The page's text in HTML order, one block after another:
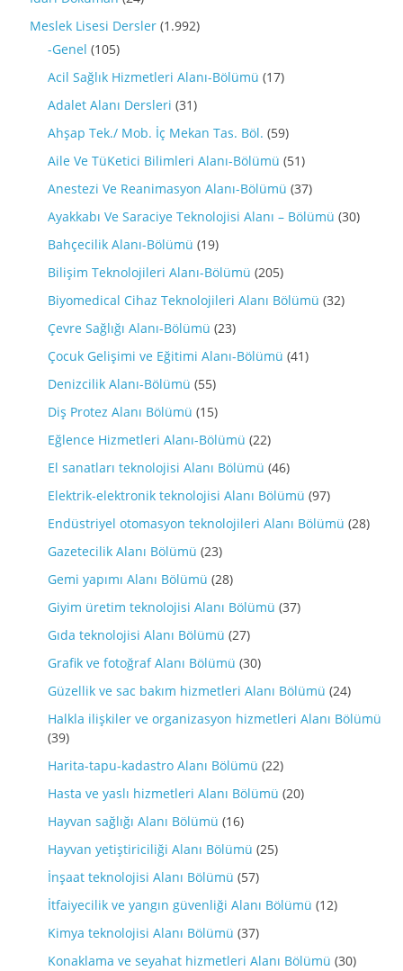
Meslek Lisesi Dersler (1.992)
-Genel (105)
Acil Sağlık Hizmetleri Alanı-Bölümü (17)
Adalet Alanı Dersleri (31)
Ahşap Tek./ Mob. İç Mekan Tas. Böl. (59)
Aile Ve TüKetici Bilimleri Alanı-Bölümü (51)
Anestezi Ve Reanimasyon Alanı-Bölümü (37)
Ayakkabı Ve Saraciye Teknolojisi Alanı – Bölümü (30)
Bahçecilik Alanı-Bölümü (19)
Bilişim Teknolojileri Alanı-Bölümü (205)
Biyomedical Cihaz Teknolojileri Alanı Bölümü (32)
Çevre Sağlığı Alanı-Bölümü (23)
Çocuk Gelişimi ve Eğitimi Alanı-Bölümü (41)
Denizcilik Alanı-Bölümü (55)
Diş Protez Alanı Bölümü (15)
Eğlence Hizmetleri Alanı-Bölümü (22)
El sanatları teknolojisi Alanı Bölümü (46)
Elektrik-elektronik teknolojisi Alanı Bölümü (97)
Endüstriyel otomasyon teknolojileri Alanı Bölümü (28)
Gazetecilik Alanı Bölümü (23)
Gemi yapımı Alanı Bölümü (28)
Giyim üretim teknolojisi Alanı Bölümü (37)
Gıda teknolojisi Alanı Bölümü (27)
Grafik ve fotoğraf Alanı Bölümü (30)
Güzellik ve sac bakım hizmetleri Alanı Bölümü (24)
Halkla ilişkiler ve organizasyon hizmetleri Alanı Bölümü
(39)
Harita-tapu-kadastro Alanı Bölümü (22)
Hasta ve yaslı hizmetleri Alanı Bölümü (20)
Hayvan sağlığı Alanı Bölümü (16)
Hayvan yetiştiriciliği Alanı Bölümü (25)
İnşaat teknolojisi Alanı Bölümü (57)
İtfaiyecilik ve yangın güvenliği Alanı Bölümü (12)
Kimya teknolojisi Alanı Bölümü (37)
Konaklama ve seyahat hizmetleri Alanı Bölümü (30)